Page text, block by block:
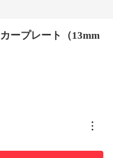
ープレート（13mm